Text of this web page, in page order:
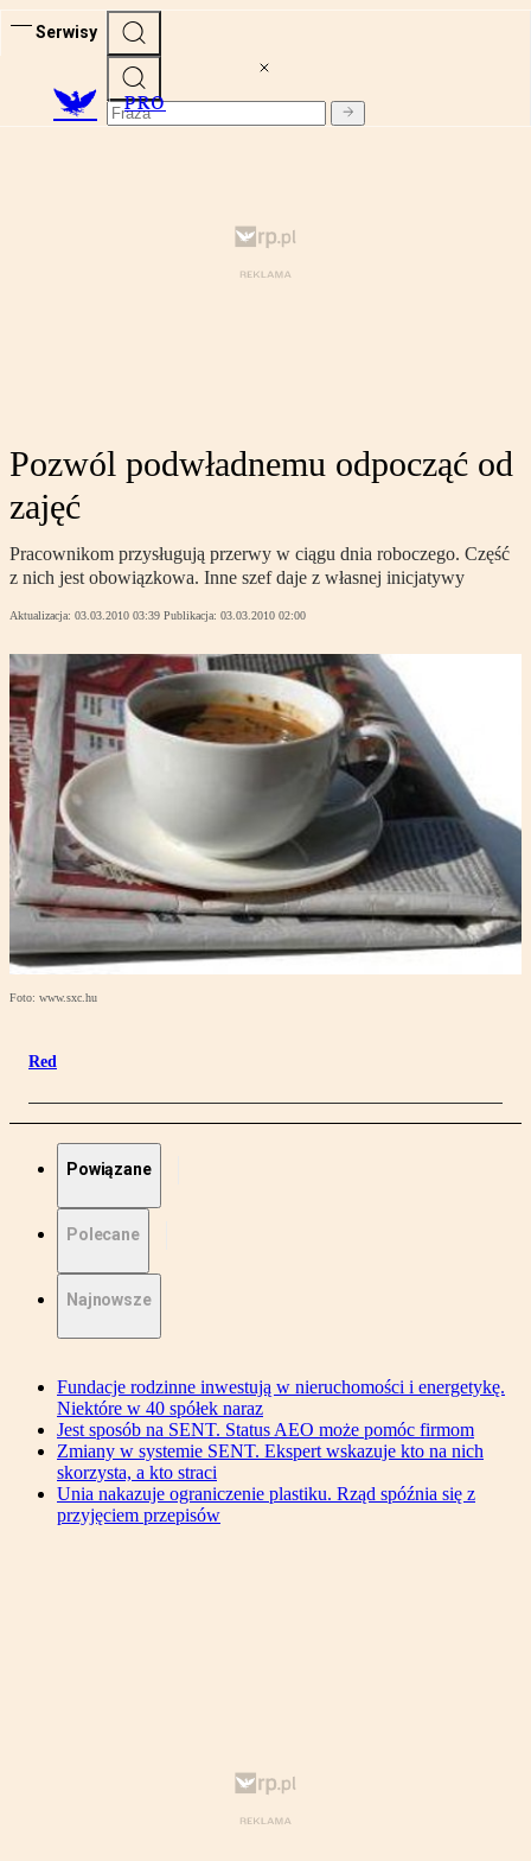
Serwisy
PRO
Pozwól podwładnemu odpocząć od
zajęć
Pracownikom przysługują przerwy w ciągu dnia roboczego. Część
z nich jest obowiązkowa. Inne szef daje z własnej inicjatywy
Aktualizacja: 03.03.2010 03:39 Publikacja: 03.03.2010 02:00
Foto: www.sxc.hu
Red
Powiązane
Polecane
Najnowsze
Fundacje rodzinne inwestują w nieruchomości i energetykę.
Niektóre w 40 spółek naraz
Jest sposób na SENT. Status AEO może pomóc firmom
Zmiany w systemie SENT. Ekspert wskazuje kto na nich
skorzysta, a kto straci
Unia nakazuje ograniczenie plastiku. Rząd spóźnia się z
przyjęciem przepisów